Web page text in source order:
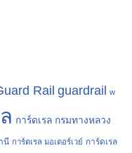
Rail guardrail w
การ์ดเรล กรมทางหลวง
นี การ์ดเรล มอเตอร์เวย์ การ์ดเรล